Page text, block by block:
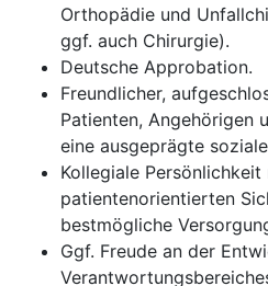
Orthopädie und
ggf. auch Chirurgie).
Deutsche Approbation.
Freundlicher,
Patienten, Angehörigen
eine ausgeprägte
Kollegiale
patientenorientierten
bestmögliche
Ggf. Freude an der